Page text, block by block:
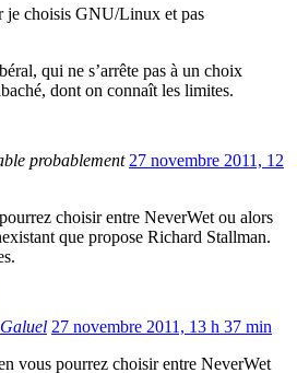
je choisis GNU/Linux et pas
qui ne s’arrête pas à un choix
dont on connaît les limites.
probablement 27 novembre 2011, 12
choisir entre NeverWet ou alors
que propose Richard Stallman.
Galuel 27 novembre 2011, 13 h 37 min
vous pourrez choisir entre NeverWet